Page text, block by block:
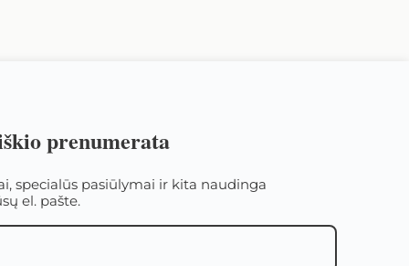
prenumerata
specialūs pasiūlymai ir kita naudinga
el. pašte.